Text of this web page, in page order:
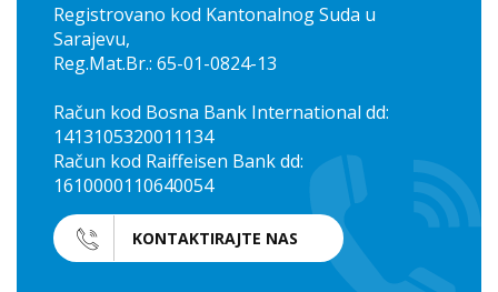
Registrovano kod Kantonalnog Suda u
Sarajevu,
Reg.Mat.Br.: 65-01-0824-13
Račun kod Bosna Bank International dd:
1413105320011134
Račun kod Raiffeisen Bank dd:
1610000110640054
KONTAKTIRAJTE NAS